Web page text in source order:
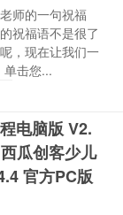
师的一句祝福
祝福语不是很了
，现在让我们一
单击您...
电脑版 V2.
瓜创客少儿
官方PC版